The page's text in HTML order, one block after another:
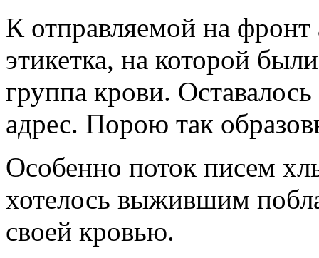
К отправляемой на фронт
этикетка, на которой
группа крови.
адрес. Порою так
Особенно поток писем
хотелось выжившим
своей кровью.